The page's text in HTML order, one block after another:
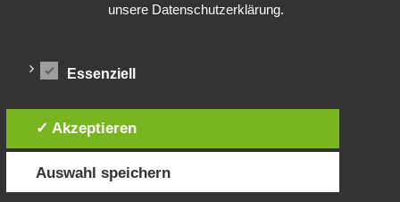
Downloads
Impressum
unsere Datenschutzerklärung.
Essenziell
✓ Akzeptieren
Auswahl speichern